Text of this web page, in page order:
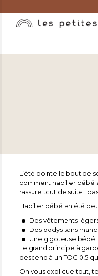
L’été pointe le bout de
comment habiller bébé
rassure tout de suite :
Habiller bébé en été
Des vêtements
Des bodys sans
Une gigoteuse bébé
Le grand principe à
descend à un TOG 0,5
On vous explique tout,